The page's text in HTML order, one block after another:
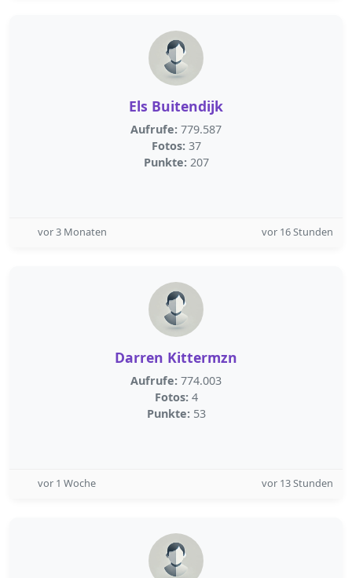
Els Buitendijk
Aufrufe: 779.587
Fotos: 37
Punkte: 207
vor 3 Monaten vor 16 Stunden
Darren Kittermzn
Aufrufe: 774.003
Fotos: 4
Punkte: 53
vor 1 Woche vor 13 Stunden